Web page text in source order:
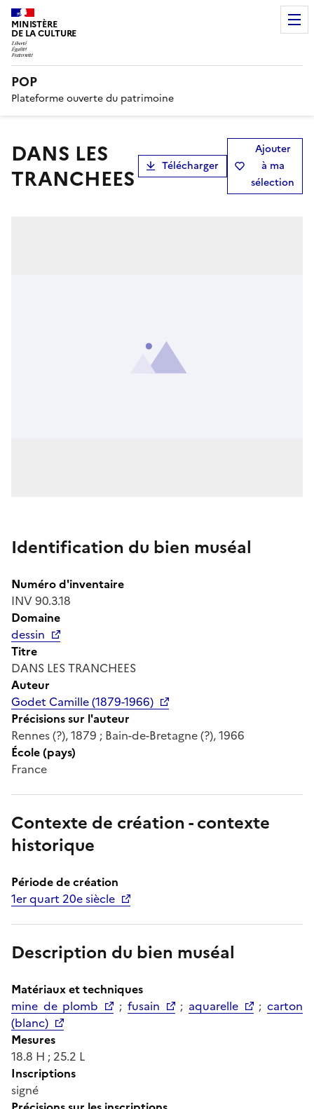
MINISTÈRE
DE LA CULTURE
POP
Plateforme ouverte du patrimoine
DANS LES
TRANCHEES
Télécharger
Ajouter
à ma
sélection
Identification du bien muséal
Numéro d'inventaire
INV 90.3.18
Domaine
dessin
Titre
DANS LES TRANCHEES
Auteur
Godet Camille (1879-1966)
Précisions sur l'auteur
Rennes (?), 1879 ; Bain-de-Bretagne (?), 1966
École (pays)
France
Contexte de création - contexte
historique
Période de création
1er quart 20e siècle
Description du bien muséal
Matériaux et techniques
mine de plomb
; fusain ; aquarelle ; carton
(blanc)
Mesures
18.8 H ; 25.2 L
Inscriptions
signé